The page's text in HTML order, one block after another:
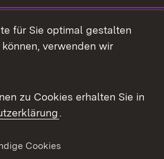
Datenschutz
Barrierefreiheit
für Sie optimal gestalten
verwenden wir
zu Cookies erhalten Sie in
.
Cookies